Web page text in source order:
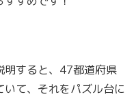
明すると、47都道府県
て、それをパズル台に